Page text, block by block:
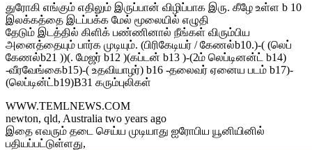
துரோகி எங்கும் எதிலும் இருப்பான் விழிப்பாக இரு. கீழே உள்ள b 10
இலக்கத்தை இடப்பக்க மேல் மூலையில் எழுதி
தேடும் இடத்தில் கிளிக் பண்ணினால் நீங்கள் விரும்பிய
அனைத்தையும் பார்க முடியும். (பிரிகேடியர் / கேணல்b10.)-( (லெப்
கேணல்b21 ))(. மேஜர் b12 )(கப்டன் b13 )-(2ம் லெப்டினன்ட் b14)
-வீரவேங்கைb15)-( உதவியாழர்) b16 -தலைவர் ஏனைய படம் b17)-
(லெப்டின்ட்b19)B31 கரும்புலிகள்
WWW.TEMLNEWS.COM
newton, qld, Australia two years ago
இதை எவரும் தடை செய்ய முடியாது ஐரோபிய யூனியினில்
பதியப்பட்டுள்ளது,